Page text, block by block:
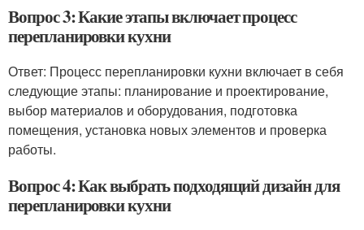
Вопрос 3: Какие этапы включает процесс
перепланировки кухни
Ответ: Процесс перепланировки кухни включает в себя
следующие этапы: планирование и проектирование,
выбор материалов и оборудования, подготовка
помещения, установка новых элементов и проверка
работы.
Вопрос 4: Как выбрать подходящий дизайн для
перепланировки кухни